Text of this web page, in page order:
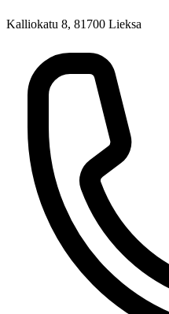
Kalliokatu 8, 81700 Lieksa